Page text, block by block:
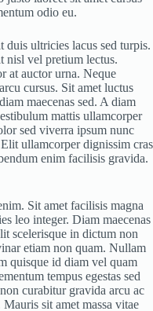
odio eu.
ultricies lacus sed turpis.
nisl vel pretium lectus.
at auctor urna. Neque
cursus. Sit amet luctus
maecenas sed. A diam
mattis ullamcorper
sed viverra ipsum nunc
ullamcorper dignissim cras
enim facilisis gravida.
Sit amet facilisis magna
leo integer. Diam maecenas
scelerisque in dictum non
etiam non quam. Nullam
quisque id diam vel quam
tempus egestas sed
curabitur gravida arcu ac
sit amet massa vitae